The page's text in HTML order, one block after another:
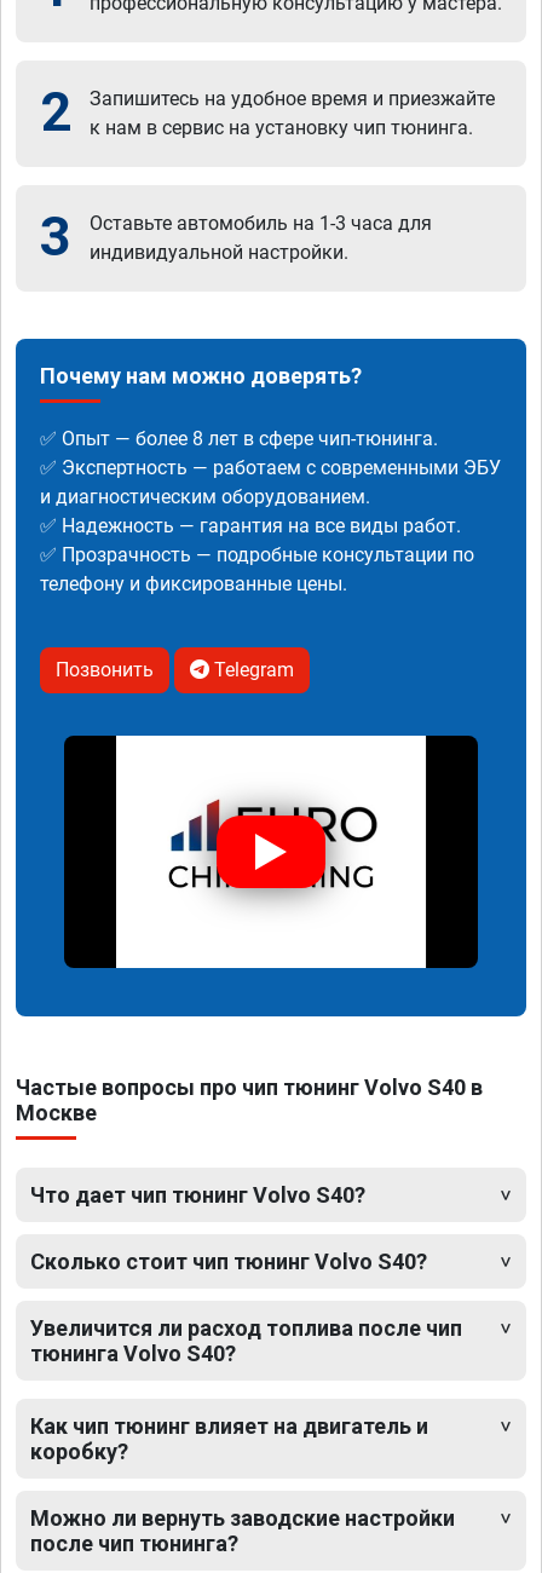
2
Запишитесь на удобное время и приезжайте
к нам в сервис на установку чип тюнинга.
3
Оставьте автомобиль на 1-3 часа для
индивидуальной настройки.
Почему нам можно доверять?
✅ Опыт — более 8 лет в сфере чип-тюнинга.
✅ Экспертность — работаем с современными ЭБУ
и диагностическим оборудованием.
✅ Надежность — гарантия на все виды работ.
✅ Прозрачность — подробные консультации по
телефону и фиксированные цены.
Позвонить Telegram
Частые вопросы про чип тюнинг Volvo S40 в
Москве
Что дает чип тюнинг Volvo S40?
Сколько стоит чип тюнинг Volvo S40?
Увеличится ли расход топлива после чип
тюнинга Volvo S40?
Как чип тюнинг влияет на двигатель и
коробку?
Можно ли вернуть заводские настройки
после чип тюнинга?